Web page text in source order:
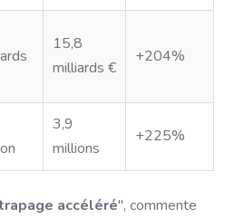
15,8
milliards €
+204%
3,9
millions
+225%
accéléré", commente